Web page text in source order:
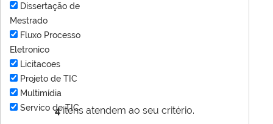
4itens atendem ao seu critério.
Dissertação de
Mestrado
Fluxo Processo
Eletronico
Licitacoes
Projeto de TIC
Multimídia
Servico de TIC